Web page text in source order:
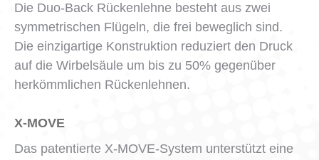
​Die Duo-Back Rückenlehne besteht aus zwei
symmetrischen Flügeln, die frei beweglich sind.
Die einzigartige Konstruktion reduziert den Druck
auf die Wirbelsäule um bis zu 50% gegenüber
herkömmlichen Rückenlehnen.
X-MOVE
Das patentierte X-MOVE-System unterstützt eine